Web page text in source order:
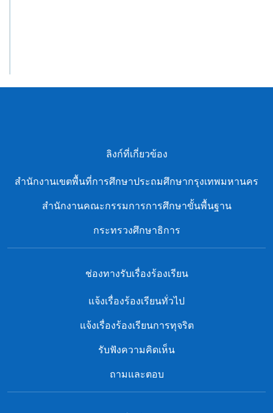
ลิงก์ที่เกี่ยวข้อง
สํานักงานเขตพื้นที่การศึกษาประถมศึกษากรุงเทพมหานคร
สำนักงานคณะกรรมการการศึกษาขั้นพื้นฐาน
กระทรวงศึกษาธิการ
ช่องทางรับเรื่องร้องเรียน
แจ้งเรื่องร้องเรียนทั่วไป
แจ้งเรื่องร้องเรียนการทุจริต
รับฟังความคิดเห็น
ถามและตอบ